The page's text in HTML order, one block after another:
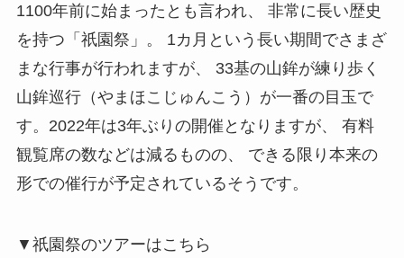
1100年前に始まったとも言われ、 非常に長い歴史
を持つ「祇園祭」。 1カ月という長い期間でさまざ
まな行事が行われますが、 33基の山鉾が練り歩く
山鉾巡行（やまほこじゅんこう）が一番の目玉で
す。2022年は3年ぶりの開催となりますが、 有料
観覧席の数などは減るものの、 できる限り本来の
形での催行が予定されているそうです。
▼祇園祭のツアーはこちら